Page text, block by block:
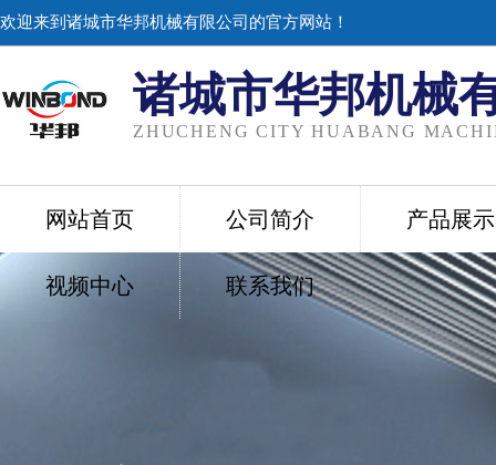
欢迎来到诸城市华邦机械有限公司的官方网站！
诸城市华邦机械
ZHUCHENG CITY HUABANG
网站首页 公司简介 产品展示
视频中心 联系我们